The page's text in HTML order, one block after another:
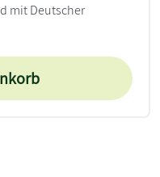
mit Deutscher